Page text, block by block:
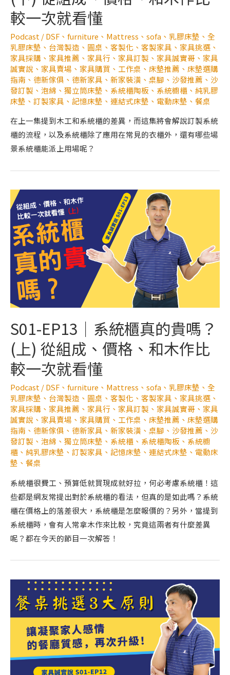
較一次就看懂
Podcast /DSF 、 furniture 、 Mattress 、 sofa 、 乳膠床墊 、 全
乳膠床墊 、 台灣製造 、 圓桌 、 客製化 、 客製家具 、 家具挑選 、
家具採購 、 家具推薦 、 家具行 、 家具訂製 、 家具誠實哥 、 家具
誠實說 、 家具賣場 、 家具購買 、 工作桌 、 床墊推薦 、 床墊選購
指南 、 德新傢俱 、 德新家具 、 新家裝潢 、 桌腳 、 沙發推薦 、 沙
發訂製 、 泡綿 、 獨立筒床墊 、 系統櫃陶板 、 系統櫥櫃 、 純乳膠
床墊 、 訂製家具 、 記憶床墊 、 連結式床墊 、 電動床墊 、 餐桌
在上一集提到木工和系統櫃的差異，而這集將會解說訂製系統
櫃的流程，以及系統櫃除了應用在常見的衣櫃外，還有哪些場
景系統櫃能派上用場呢？
S01-EP13｜系統櫃真的貴嗎？
(上) 從組成、價格、和木作比
較一次就看懂
Podcast/DSF 、 furniture 、 Mattress 、 sofa 、 乳膠床墊 、 全
乳膠床墊 、 台灣製造 、 圓桌 、 客製化 、 客製家具 、 家具挑選 、
家具採購 、 家具推薦 、 家具行 、 家具訂製 、 家具誠實哥 、 家具
誠實說 、 家具賣場 、 家具購買 、 工作桌 、 床墊推薦 、 床墊選購
指南 、 德新傢俱 、 德新家具 、 新家裝潢 、 桌腳 、 沙發推薦 、 沙
發訂製 、 泡綿 、 獨立筒床墊 、 系統櫃 、 系統櫃陶板 、 系統櫥
櫃 、 純乳膠床墊 、 訂製家具 、 記憶床墊 、 連結式床墊 、 電動床
墊 、 餐桌
系統櫃很費工、預算低就買現成就好拉，何必考慮系統櫃！這
些都是網友常提出對於系統櫃的看法，但真的是如此嗎？系統
櫃在價格上的落差很大，系統櫃是怎麼報價的？另外，當提到
系統櫃時，會有人常拿木作來比較，究竟這兩者有什麼差異
呢？都在今天的節目一次解答！